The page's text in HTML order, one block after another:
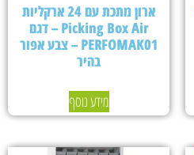
ארון מתכת עם 24 ארקליות
Picking Box Air – דגם
PERFOMAK01 – צבע אפור
בהיר
מידע נוסף